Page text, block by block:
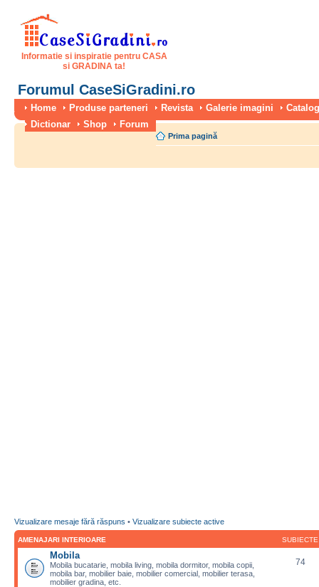
Informatie si inspiratie pentru CASA
si GRADINA ta!
Forumul CaseSiGradini.ro
Home Produse parteneri Revista Galerie imagini
Dictionar
Shop Forum
Prima pagină
Vizualizare mesaje fără răspuns • Vizualizare subiecte active
AMENAJARI INTERIOARE SUBIECTE
Mobila
Mobila bucatarie, mobila living, mobila dormitor, mobila copii,
mobila bar, mobilier baie, mobilier comercial, mobilier terasa,
mobilier gradina, etc.
74